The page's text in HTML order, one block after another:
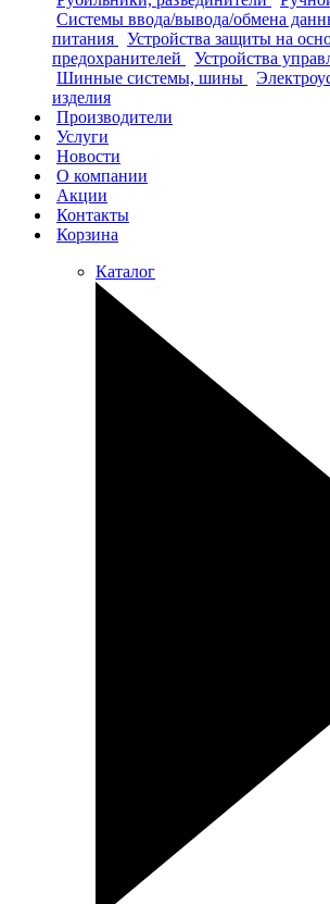
Системы ввода/вывода/обмена
питания
Устройства защиты на
предохранителей
Устройства
Шинные системы, шины
изделия
Производители
Услуги
Новости
О компании
Акции
Контакты
Корзина
Каталог